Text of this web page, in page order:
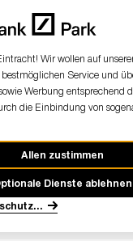
Wir wollen auf
Service und
Werbung entsprechend
die Einbindung von
Allen zustimmen
Dienste ablehnen
...